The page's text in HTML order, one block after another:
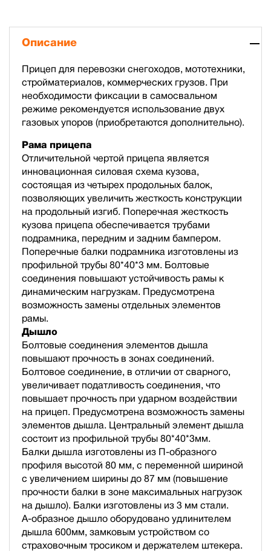
Описание
Прицеп для перевозки снегоходов, мототехники,
стройматериалов, коммерческих грузов. При
необходимости фиксации в самосвальном
режиме рекомендуется использование двух
газовых упоров (приобретаются дополнительно).
Рама прицепа
Отличительной чертой прицепа является
инновационная силовая схема кузова,
состоящая из четырех продольных балок,
позволяющих увеличить жесткость конструкции
на продольный изгиб. Поперечная жесткость
кузова прицепа обеспечивается трубами
подрамника, передним и задним бампером.
Поперечные балки подрамника изготовлены из
профильной трубы 80*40*3 мм. Болтовые
соединения повышают устойчивость рамы к
динамическим нагрузкам. Предусмотрена
возможность замены отдельных элементов
рамы.
Дышло
Болтовые соединения элементов дышла
повышают прочность в зонах соединений.
Болтовое соединение, в отличии от сварного,
увеличивает податливость соединения, что
повышает прочность при ударном воздействии
на прицеп. Предусмотрена возможность замены
элементов дышла. Центральный элемент дышла
состоит из профильной трубы 80*40*3мм.
Балки дышла изготовлены из П-образного
профиля высотой 80 мм, с переменной шириной
с увеличением ширины до 87 мм (повышение
прочности балки в зоне максимальных нагрузок
на дышло). Балки изготовлены из 3 мм стали.
А-образное дышло оборудовано удлинителем
дышла 600мм, замковым устройством со
страховочным тросиком и держателем штекера.